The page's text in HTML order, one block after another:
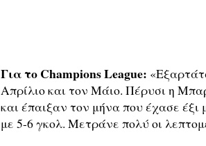
Για το Champions League:
Απρίλιο και τον Μάιο. Πέρυσι η
και έπαιξαν τον μήνα που έχασε έξι
με 5-6 γκολ. Μετράνε πολύ οι